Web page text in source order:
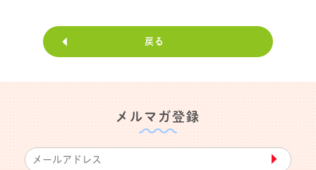
戻る
メルマガ登録
▶︎